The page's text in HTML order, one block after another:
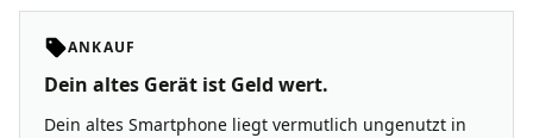
ANKAUF
Dein altes Gerät ist Geld wert.
Dein altes Smartphone liegt vermutlich ungenutzt in